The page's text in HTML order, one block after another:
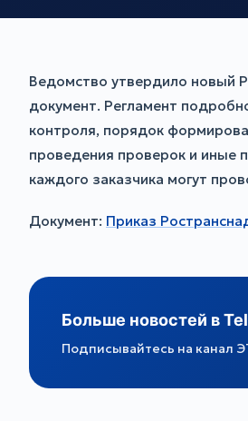
Ведомство утвердило новый
документ. Регламент
контроля, порядок
проведения проверок и иные
каждого заказчика могут
Документ: Приказ
Больше новостей в
Подписывайтесь на канал